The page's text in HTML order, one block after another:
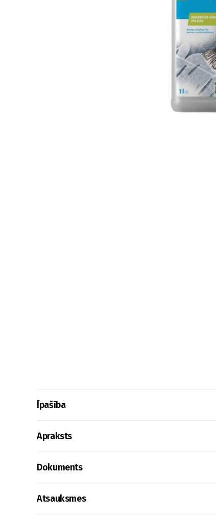
Īpašība
Apraksts
Dokuments
Atsauksmes